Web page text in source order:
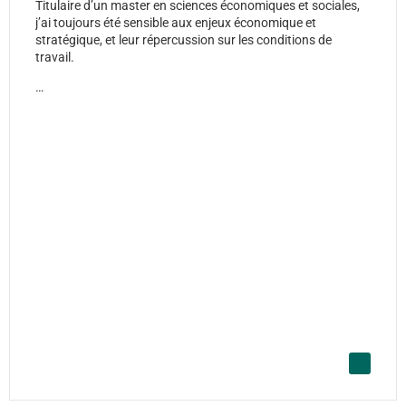
Titulaire d’un master en sciences économiques et sociales,
j’ai toujours été sensible aux enjeux économique et
stratégique, et leur répercussion sur les conditions de
travail.
…